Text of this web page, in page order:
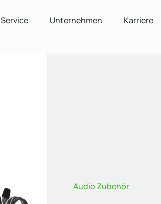
Service Unternehmen Karriere
Audio Zubehör